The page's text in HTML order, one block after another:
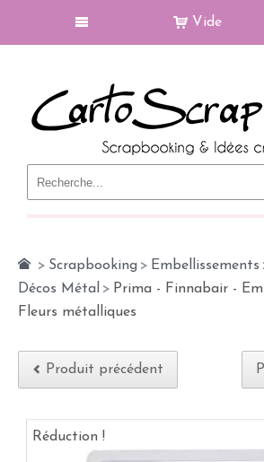
Vide
> Scrapbooking > Embellissements
Décos Métal > Prima - Finnabair -
Fleurs métalliques
Produit précédent
Réduction !